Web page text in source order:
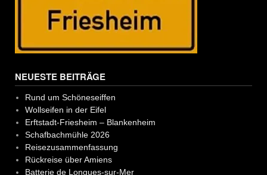
NEUESTE BEITRÄGE
Rund um Schöneseiffen
Wollseifen in der Eifel
Erftstadt-Friesheim – Blankenheim
Schafbachmühle 2026
Reisezusammenfassung
Rückreise über Amiens
Batterie de Longues-sur-Mer